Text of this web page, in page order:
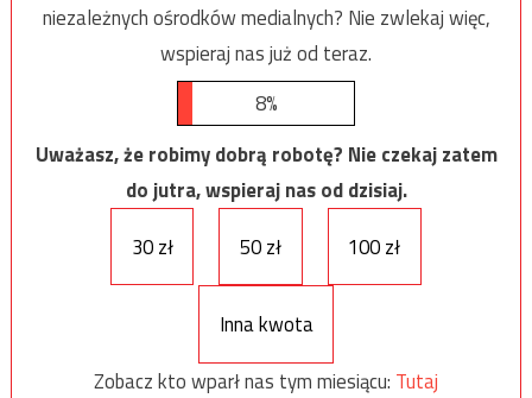
niezależnych ośrodków medialnych? Nie zwlekaj więc,
wspieraj nas już od teraz.
8%
Uważasz, że robimy dobrą robotę? Nie czekaj zatem
do jutra, wspieraj nas od dzisiaj.
30 zł
50 zł 100 zł
Inna kwota
Zobacz kto wparł nas tym miesiącu: Tutaj